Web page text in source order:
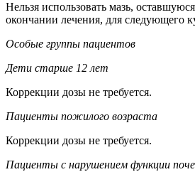
Нельзя использовать мазь,
окончании лечения, для следующего
Особые группы пациентов
Дети старше 12 лет
Коррекции дозы не требуется.
Пациенты пожилого возраста
Коррекции дозы не требуется.
Пациенты с нарушением функции